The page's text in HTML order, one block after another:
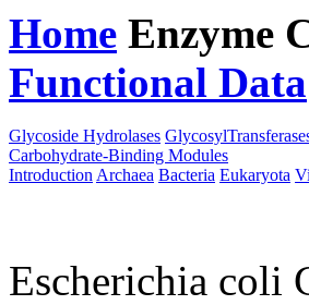
Home Enzyme
Functional Data
Glycoside Hydrolases
Carbohydrate-Binding Modules
Introduction Archaea Bacteria Eukaryota
Escherichia coli